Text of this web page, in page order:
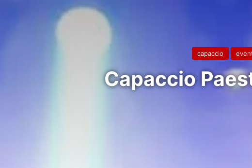
capaccio
Capaccio